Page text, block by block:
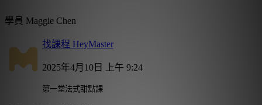
學員 Maggie Chen
找課程 HeyMaster
2025年4月10日 上午 9:24
第一堂法式甜點課